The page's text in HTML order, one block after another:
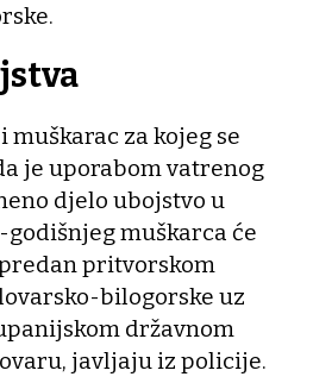
za kojeg se
je uporabom vatrenog
djelo ubojstvo u
muškarca će
pritvorskom
bilogorske uz
državnom
javljaju iz policije.